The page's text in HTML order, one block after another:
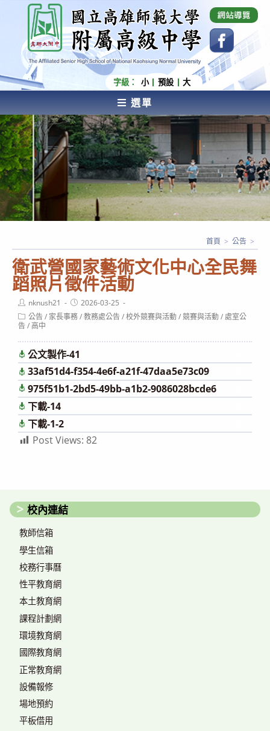
內
容
國立高雄師範大學附屬高級中學 Affiliated Senior
High School of National Kaohsiung Normal
University
字級： 小 預設 大
選單
AFFILIATED SENIOR HIGH SCHOOL OF NATIONAL
KAOHSIUNG NORMAL UNIVERSITY
衛武營國家藝術文化中心全民舞
蹈照片徵件活動
首頁 > 公告 >
Post
author:
nknush21
Post
published:
2026-03-25
Post
category:
公告/ 家長事務/教務處公告/校外競賽與活動/競賽與活動/處室公
告/高中
公文製作-41
33af51d4-f354-4e6f-a21f-47daa5e73c09
975f51b1-2bd5-49bb-a1b2-9086028bcde6
下載-14
下載-1-2
Post Views: 82
校內連結
教師信箱
學生信箱
校務行事曆
性平教育網
本土教育網
課程計劃網
環境教育網
國際教育網
正常教育網
設備報修
場地預約
平板借用